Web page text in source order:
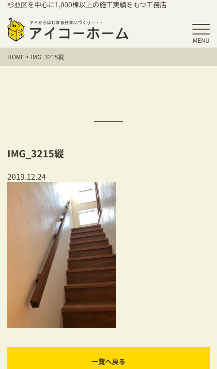
杉並区を中心に1,000棟以上の施工実績をもつ工務店
MENU
HOME
アイコーホームの家づくり
二世帯住宅をお考えの方
建て替えをお考えの方
耐震対策も安心の家づくり
リフォーム・リノベーションをお考えの方
必見！土地からお探しの方へ
資金計画についてのご相談
ショールーム
採用情報
HOME> IMG_3215縦
IMG_3215縦
2019.12.24
一覧へ戻る